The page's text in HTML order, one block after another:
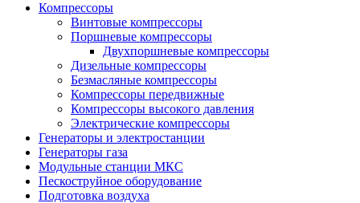
Компрессоры
Винтовые компрессоры
Поршневые компрессоры
Двухпоршневые компрессоры
Дизельные компрессоры
Безмасляные компрессоры
Компрессоры передвижные
Компрессоры высокого давления
Электрические компрессоры
Генераторы и электростанции
Генераторы газа
Модульные станции МКС
Пескоструйное оборудование
Подготовка воздуха